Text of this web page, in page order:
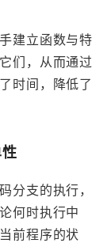
建立函数与特
们，从而通过
时间，降低了
分支的执行，
何时执行中
前程序的状